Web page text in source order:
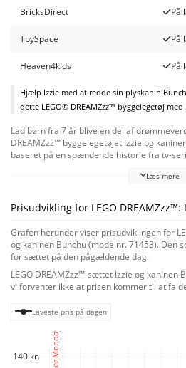
BricksDirect På
ToySpace På
Heaven4kids På
Hjælp Izzie med at redde sin plyskanin
dette LEGO® DREAMZzz™ byggelegetøj
Lad børn fra 7 år blive en del af
DREAMZzz™ byggelegetøjet Izzie og
baseret på en spændende historie fra tv-
yndlingsbamse, som kan hjælpe hende
Den store ""levende"" version af Bunchu
hals. Når børn bygger den, kan de bruge
historiebaseret byggevejledning for at vælge
rulleskøjter og handsker eller bivinger og
En detaljeret minifigur af Izzie gør
tilbehør i form af en rustning, et sværd og et
figurer af en grimspawn og en lille Bunchu,
historien.
Læs mere
Prisudvikling for LEGO
Grafen herunder viser prisudviklingen for
og kaninen Bunchu (modelnr. 71453). Den
for sættet på den pågældende dag.
LEGO DREAMZzz™-sættet Izzie og kaninen
vi forventer ikke at prisen kommer til at
Laveste pris på dagen